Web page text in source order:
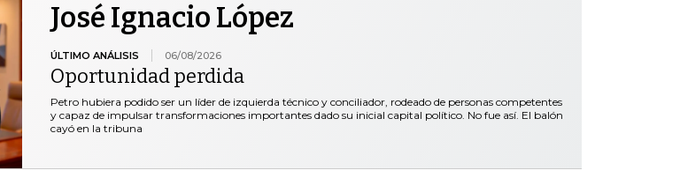
José Ignacio López
ÚLTIMO ANÁLISIS 06/08/2026
Oportunidad perdida
Petro hubiera podido ser un líder de izquierda técnico y conciliador, rodeado de personas competentes
y capaz de impulsar transformaciones importantes dado su inicial capital político. No fue así. El balón
cayó en la tribuna